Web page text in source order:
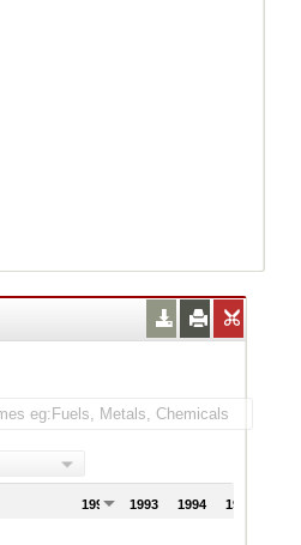
1992 1993 1994 1995